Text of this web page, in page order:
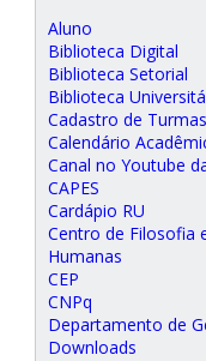
Aluno
Biblioteca Digital
Biblioteca Setorial
Biblioteca
Cadastro de Turmas
Calendário
Canal no Youtube
CAPES
Cardápio RU
Centro de Filosofia
Humanas
CEP
CNPq
Departamento de
Downloads